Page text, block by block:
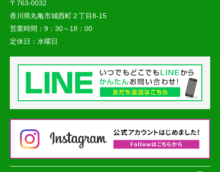
〒763-0032
香川県丸亀市城西町２丁目8-15
営業時間： 9：30～18：00
定休日： 水曜日